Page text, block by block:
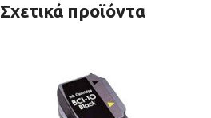
Σχετικά προϊόντα